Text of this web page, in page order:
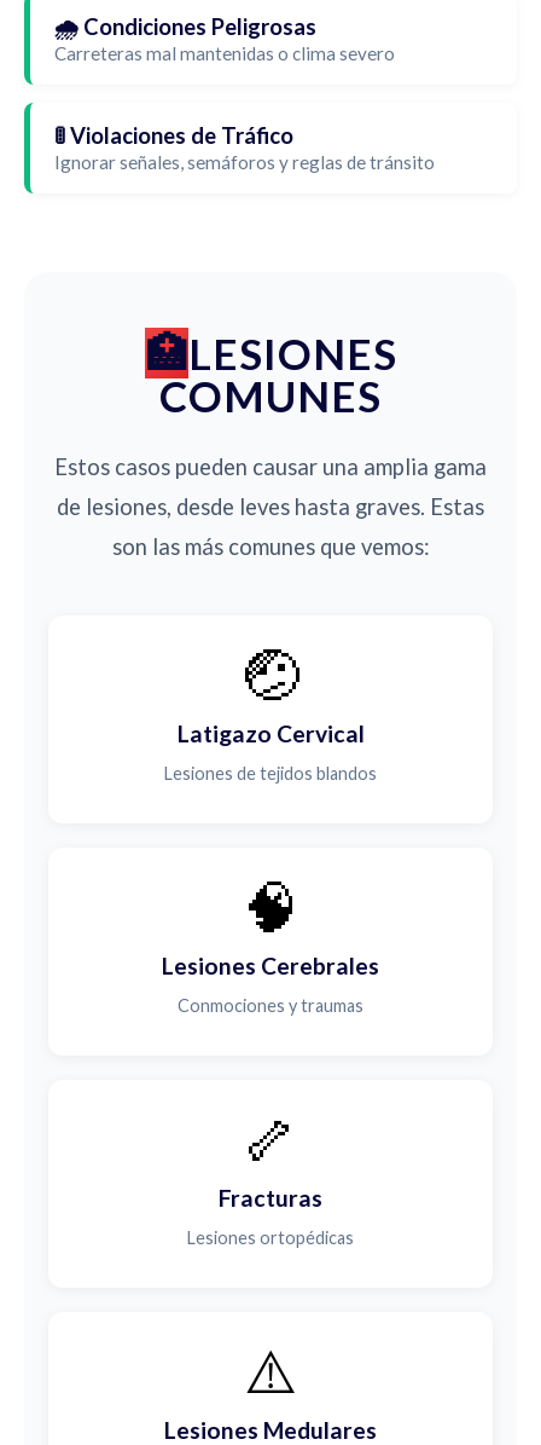
🌧️ Condiciones Peligrosas
Carreteras mal mantenidas o clima severo
🚦 Violaciones de Tráfico
Ignorar señales, semáforos y reglas de tránsito
LESIONES
COMUNES
Estos casos pueden causar una amplia gama
de lesiones, desde leves hasta graves. Estas
son las más comunes que vemos:
🤕
Latigazo Cervical
Lesiones de tejidos blandos
🧠
Lesiones Cerebrales
Conmociones y traumas
🦴
Fracturas
Lesiones ortopédicas
⚠️
Lesiones Medulares